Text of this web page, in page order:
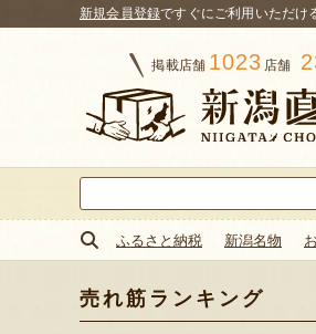
新規会員登録ですぐにご利用いただけ
掲載店舗 1023 店舗
索:
ふるさと納税 新潟名物
売れ筋ランキング